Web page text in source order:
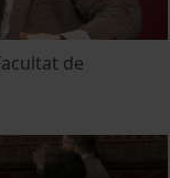
de